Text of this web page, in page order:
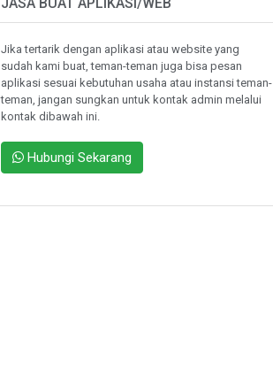
Jika tertarik dengan aplikasi atau website yang
sudah kami buat, teman-teman juga bisa pesan
aplikasi sesuai kebutuhan usaha atau instansi teman-
teman, jangan sungkan untuk kontak admin melalui
kontak dibawah ini.
Hubungi Sekarang